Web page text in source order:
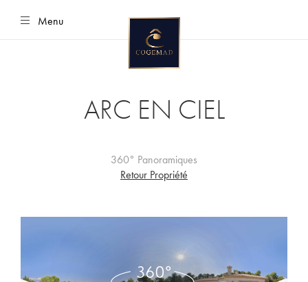
Menu
ARC EN CIEL
360° Panoramiques
Retour Propriété